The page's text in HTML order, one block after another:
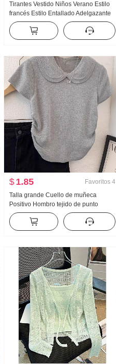
Tirantes Vestido Niños Verano Estilo
francés Estilo Entallado Adelgazante
Vestido sin mangas Minifalda
$ 1.85 Favoritos 4
Talla grande Cuello de muñeca
Positivo Hombro tejido de punto
Manga corta Camiseta Mujer Verano
Diseño Sentido Corto Ajustado
Pequeño Mosca Manga Camiseta Top